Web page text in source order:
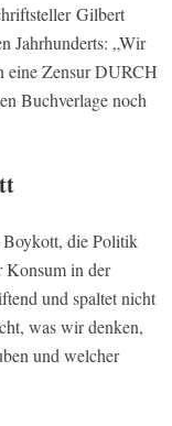
Gilbert
Jahrhunderts: „Wir
eine Zensur DURCH
Buchverlage noch
Boykott, die Politik
Konsum in der
und spaltet nicht
was wir denken,
und welcher